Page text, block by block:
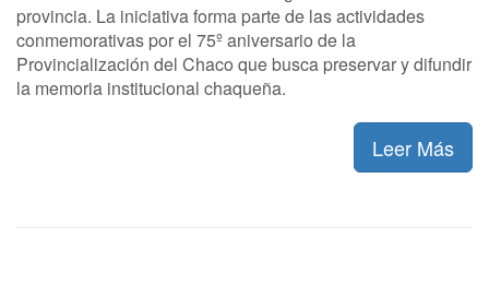
provincia. La iniciativa forma parte de las actividades
conmemorativas por el 75º aniversario de la
Provincialización del Chaco que busca preservar y difundir
la memoria institucional chaqueña.
Leer Más